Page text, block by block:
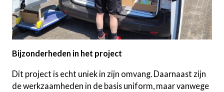
Bijzonderheden in het project
Dit project is echt uniek in zijn omvang. Daarnaast zijn
de werkzaamheden in de basis uniform, maar vanwege